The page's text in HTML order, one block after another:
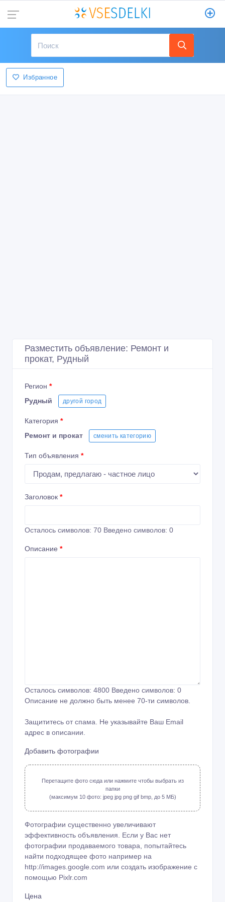
Избранное
Разместить объявление: Ремонт и
прокат, Рудный
Регион *
Рудный
другой город
Категория *
Ремонт и прокат
сменить категорию
Тип объявления *
Заголовок *
Осталось символов: 70 Введено символов: 0
Описание *
Осталось символов: 4800 Введено символов: 0
Описание не должно быть менее 70-ти символов.
Защититесь от спама. Не указывайте Ваш Email
адрес в описании.
Добавить фотографии
Перетащите фото сюда или нажмите чтобы выбрать из
папки
(максимум 10 фото: jpeg jpg png gif bmp, до 5 МБ)
Фотографии существенно увеличивают
эффективность объявления. Если у Вас нет
фотографии продаваемого товара, попытайтесь
найти подходящее фото например на
http://images.google.com или создать изображение с
помощью Pixlr.com
Цена